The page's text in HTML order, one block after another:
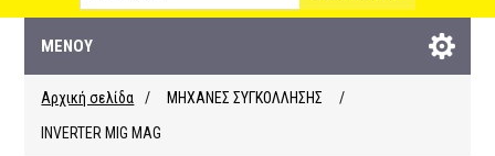
ΜΕΝΟΎ
Αρχική σελίδα / ΜΗΧΑΝΕΣ ΣΥΓΚΟΛΛΗΣΗΣ
/
INVERTER MIG MAG